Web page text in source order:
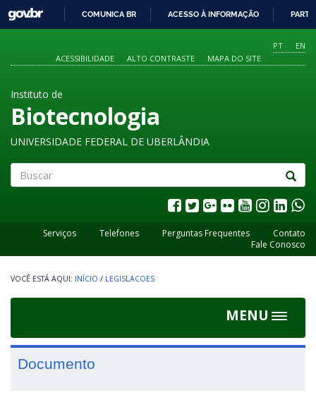
O
CONTEÚDO
GOVBR
COMUNICA BR ACESSO À INFORMAÇÃO
PT
EN
ACESSIBILIDADE
ALTO CONTRASTE MAPA DO SITE
Instituto de
Biotecnologia
UNIVERSIDADE FEDERAL DE UBERLÂNDIA
Serviços Telefones Perguntas Frequentes
Contato
Fale Conosco
INÍCIO / LEGISLACOES
MENU
Toggle
Documento